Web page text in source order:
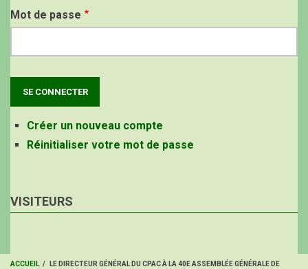
Mot de passe
Créer un nouveau compte
Réinitialiser votre mot de passe
VISITEURS
ACCUEIL /
LE DIRECTEUR GÉNÉRAL DU CPAC À LA 40E ASSEMBLÉE GÉNÉRALE DE